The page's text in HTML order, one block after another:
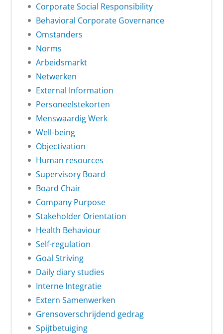
Corporate Social Responsibility
Behavioral Corporate Governance
Omstanders
Norms
Arbeidsmarkt
Netwerken
External Information
Personeelstekorten
Menswaardig Werk
Well-being
Objectivation
Human resources
Supervisory Board
Board Chair
Company Purpose
Stakeholder Orientation
Health Behaviour
Self-regulation
Goal Striving
Daily diary studies
Interne Integratie
Extern Samenwerken
Grensoverschrijdend gedrag
Spijtbetuiging